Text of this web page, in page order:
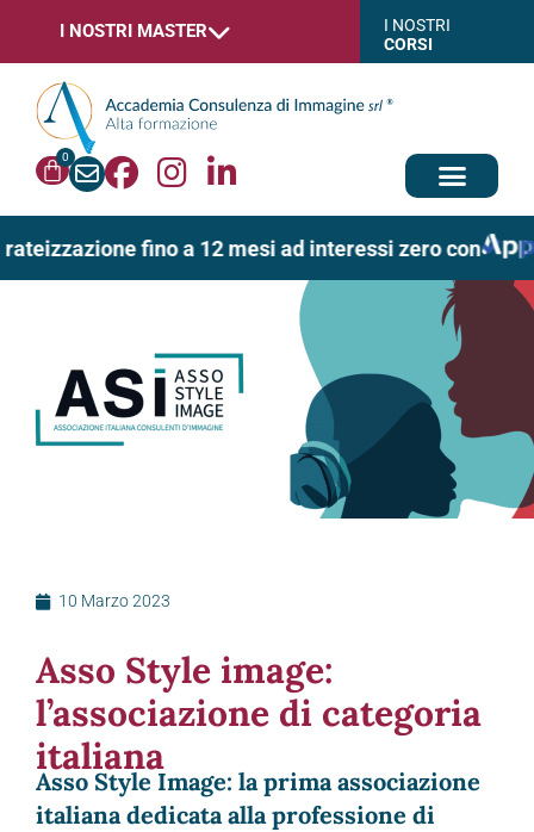
I NOSTRI MASTER
I NOSTRI
CORSI
0
fino a 12 mesi ad interessi zero con
10 Marzo 2023
Asso Style image:
l’associazione di categoria
italiana
Asso Style Image: la prima associazione
italiana dedicata alla professione di